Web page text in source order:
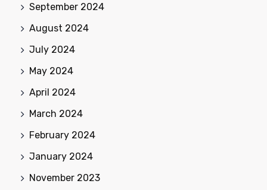
September 2024
August 2024
July 2024
May 2024
April 2024
March 2024
February 2024
January 2024
November 2023